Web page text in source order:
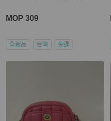
MOP 309
全新品 台灣 免運